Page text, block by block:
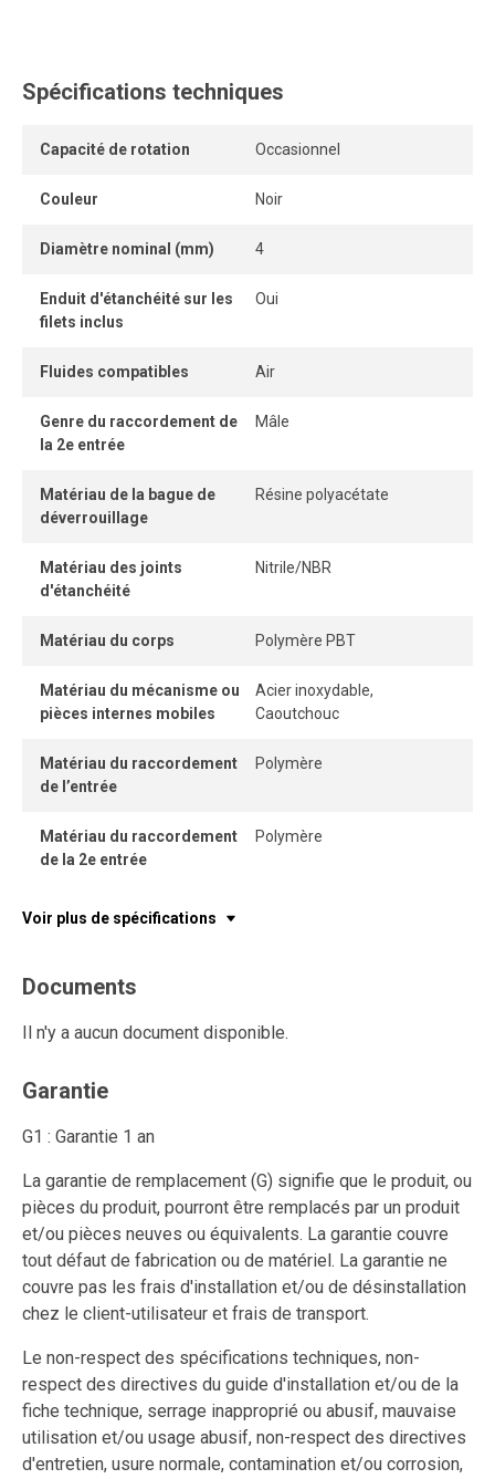
aux connexions et déconnexions répétées, tout en
L’anneau de dégagement permet de retirer le tube
autobloquant sans pièce détachable offre une connexion
et une déconnexion instantanées.
demeure parfaitement étanche, même sous pression.
Spécifications techniques
Capacité de rotation Occasionnel
Couleur Noir
Diamètre nominal (mm) 4
Enduit d'étanchéité sur les
filets inclus
Oui
Fluides compatibles Air
Genre du raccordement de
la 2e entrée
Mâle
Matériau de la bague de
déverrouillage
Résine polyacétate
Matériau des joints
d'étanchéité
Nitrile/NBR
Matériau du corps Polymère PBT
Matériau du mécanisme ou
pièces internes mobiles
Acier inoxydable,
Caoutchouc
Matériau du raccordement
de l’entrée
Polymère
Matériau du raccordement
de la 2e entrée
Polymère
Voir plus de spécifications
Documents
Il n'y a aucun document disponible.
Garantie
G1 : Garantie 1 an
La garantie de remplacement (G) signifie que le produit, ou
pièces du produit, pourront être remplacés par un produit
et/ou pièces neuves ou équivalents. La garantie couvre
tout défaut de fabrication ou de matériel. La garantie ne
couvre pas les frais d'installation et/ou de désinstallation
chez le client-utilisateur et frais de transport.
Le non-respect des spécifications techniques, non-
respect des directives du guide d'installation et/ou de la
fiche technique, serrage inapproprié ou abusif, mauvaise
utilisation et/ou usage abusif, non-respect des directives
d'entretien, usure normale, contamination et/ou corrosion,